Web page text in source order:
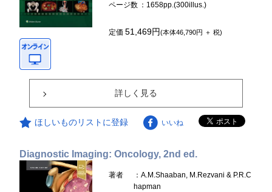
ページ数 ：1658pp.(300illus.)
定価51,469円(本体46,790円 ＋ 税)
詳しく見る
ほしいものリストに登録 いいね
Diagnostic Imaging: Oncology, 2nd ed.
著者
：A.M.Shaaban, M.Rezvani & P.R.C
hapman